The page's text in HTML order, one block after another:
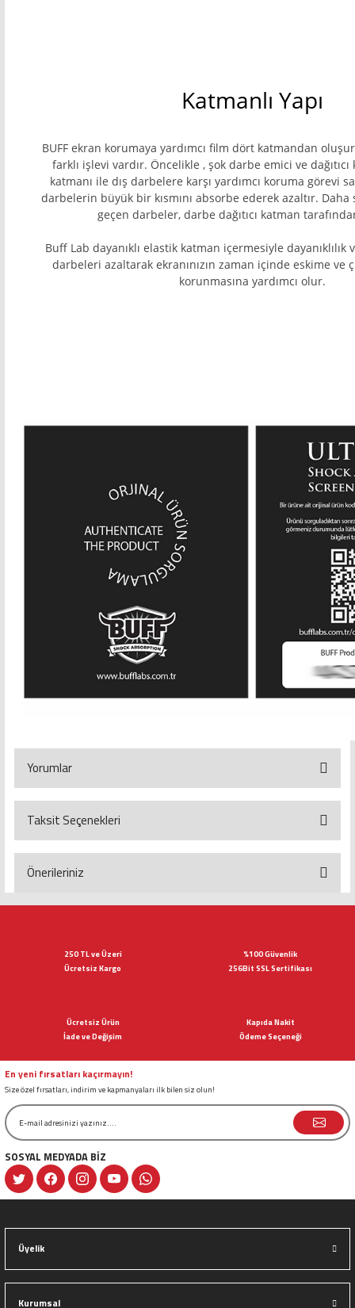
Katmanlı Yapı
BUFF ekran korumaya yardımcı film dört katmandan
farklı işlevi vardır. Öncelikle , şok darbe emici ve
katmanı ile dış darbelere karşı yardımcı koruma görevi
darbelerin büyük bir kısmını absorbe ederek azaltır.
geçen darbeler, darbe dağıtıcı katman
Buff Lab dayanıklı elastik katman içermesiyle dayanıklılık
darbeleri azaltarak ekranınızın zaman içinde eskime ve
korunmasına yardımcı olur.
Yorumlar
Bu ürüne ilk yorumu siz yapın!
Taksit Seçenekleri
Önerileriniz
Ürün bilgilerinde hatalar bulunuyor.
Bu ürüne benzer farklı alternatifler olmalı.
250 TL ve Üzeri
Ücretsiz Kargo
%100 Güvenlik
256Bit SSL Sertifikası
Ücretsiz Ürün
İade ve Değişim
Kapıda Nakit
Ödeme Seçeneği
En yeni fırsatları kaçırmayın!
Size özel fırsatları, indirim ve kapmanyaları ilk bilen siz olun!
SOSYAL MEDYADA BİZ
Üyelik
Kurumsal